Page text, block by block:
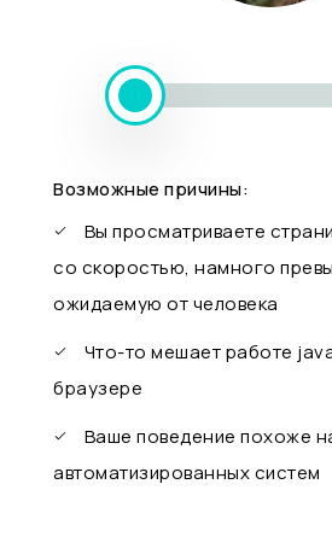
Возможные причины:
Вы просматриваете
со скоростью, намного
ожидаемую от человека
Что-то мешает работе
браузере
Ваше поведение похоже
автоматизированных систем